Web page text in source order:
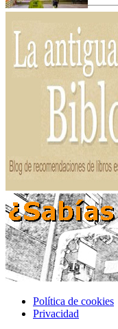
Política de cookies
Privacidad